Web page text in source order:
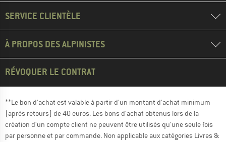
SERVICE CLIENTÈLE
À PROPOS DES ALPINISTES
RÉVOQUER LE CONTRAT
**Le bon d'achat est valable à partir d'un montant d'achat minimum
(après retours) de 40 euros. Les bons d'achat obtenus lors de la
création d'un compte client ne peuvent être utilisés qu'une seule fois
par personne et par commande. Non applicable aux catégories Livres &